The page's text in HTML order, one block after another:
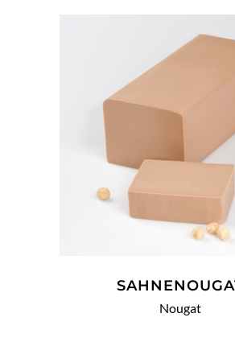
WEITERLESEN
Nougat